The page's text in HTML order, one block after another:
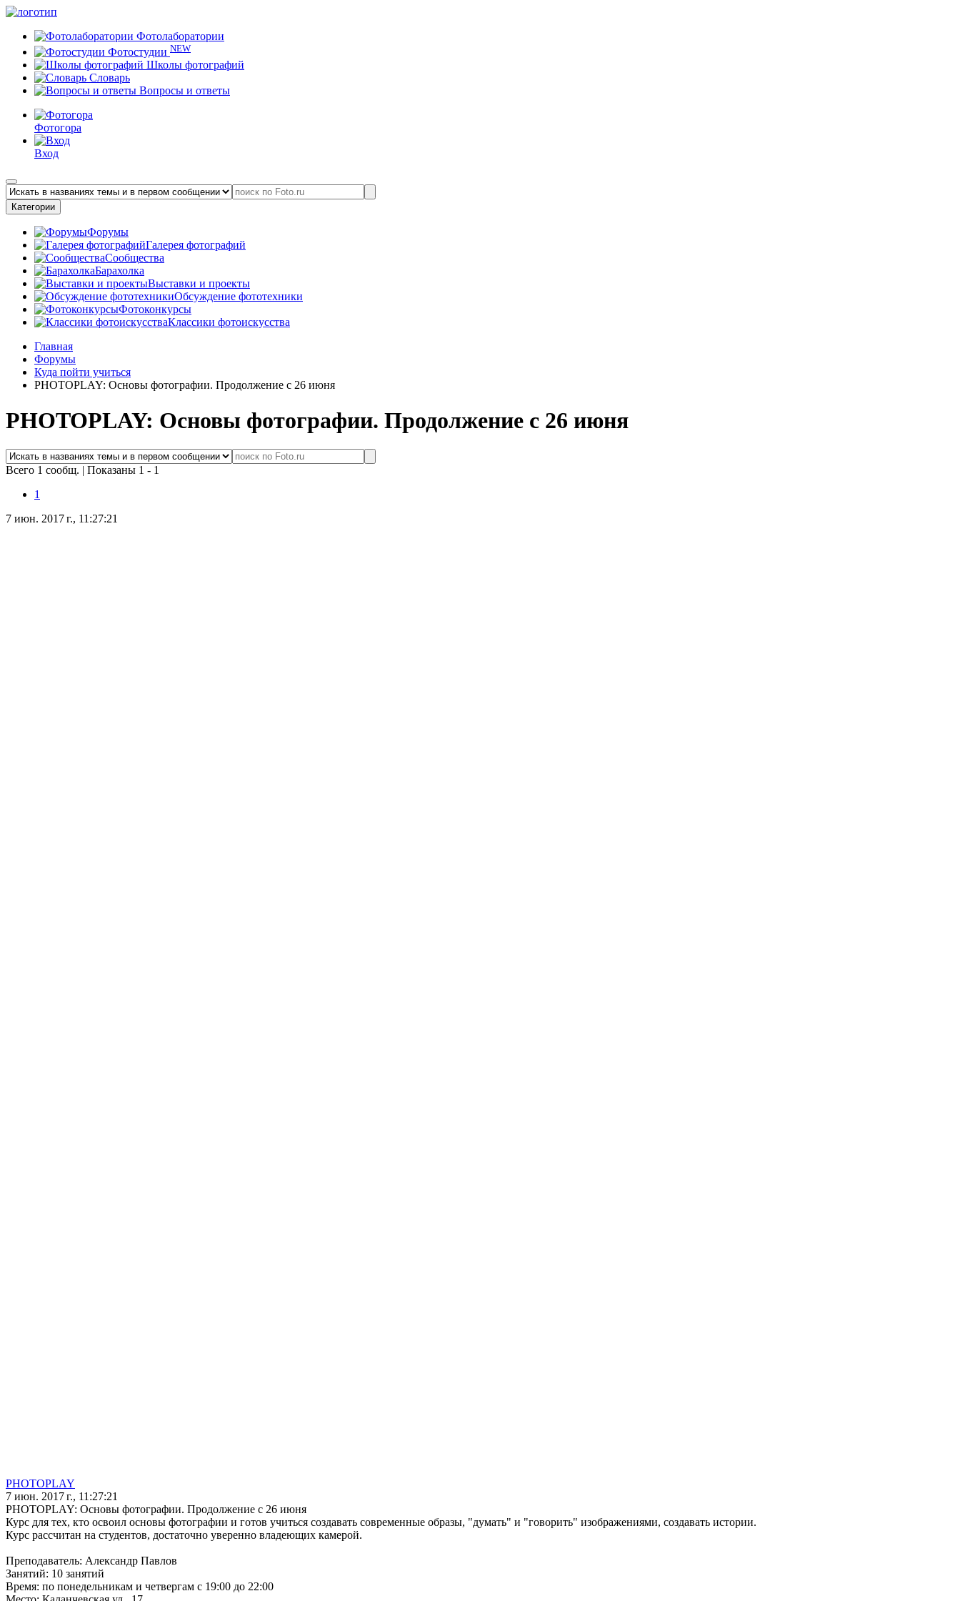
Фотолаборатории
Фотостудии NEW
Школы фотографий
Словарь
Вопросы и ответы
Фотогора
Вход
Категории
Форумы
Галерея фотографий
Сообщества
Барахолка
Выставки и проекты
Обсуждение фототехники
Фотоконкурсы
Классики фотоискусства
Главная
Форумы
Куда пойти учиться
PHOTOPLAY: Основы фотографии. Продолжение с 26 июня
PHOTOPLAY: Основы фотографии. Продолжение с 26 июня
Всего 1 сообщ. | Показаны 1 - 1
1
7 июн. 2017 г., 11:27:21
PHOTOPLAY
7 июн. 2017 г., 11:27:21
PHOTOPLAY: Основы фотографии. Продолжение с 26 июня
Курс для тех, кто освоил основы фотографии и готов учиться создавать современные образы, "думать" и "говорить" изображениями, создавать истории.
Курс рассчитан на студентов, достаточно уверенно владеющих камерой.
Преподаватель: Александр Павлов
Занятий: 10 занятий
Время: по понедельникам и четвергам с 19:00 до 22:00